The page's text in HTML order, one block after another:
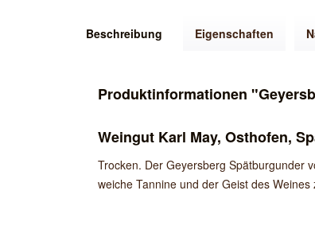
Beschreibung Eigenschaften
Produktinformationen
Weingut Karl May, Osthofen,
Trocken. Der Geyersberg Spätburgunder
weiche Tannine und der Geist des